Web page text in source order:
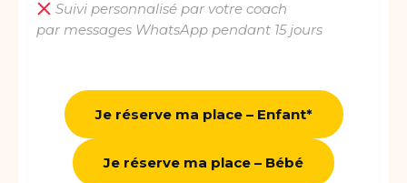
Suivi personnalisé par votre coach
par messages WhatsApp pendant 15 jours
Je réserve ma place – Enfant*
Je réserve ma place – Bébé